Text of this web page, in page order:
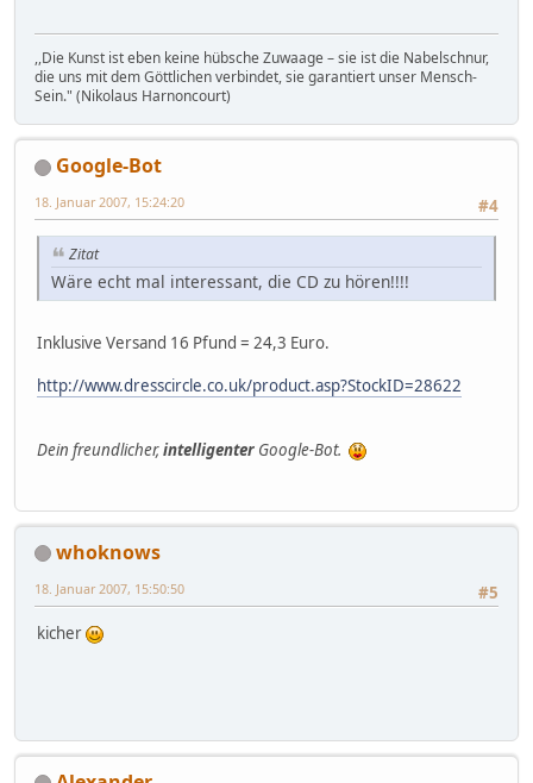
,,Die Kunst ist eben keine hübsche Zuwaage – sie ist die Nabelschnur,
die uns mit dem Göttlichen verbindet, sie garantiert unser Mensch-
Sein." (Nikolaus Harnoncourt)
Google-Bot
#4
18. Januar 2007, 15:24:20
Zitat
Wäre echt mal interessant, die CD zu hören!!!!
Inklusive Versand 16 Pfund = 24,3 Euro.
http://www.dresscircle.co.uk/product.asp?StockID=28622
Dein freundlicher,intelligenter Google-Bot.
whoknows
#5
18. Januar 2007, 15:50:50
kicher